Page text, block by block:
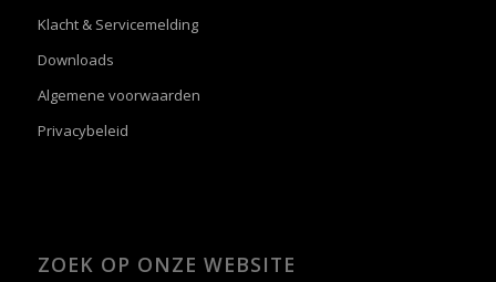
Klacht & Servicemelding
Downloads
Algemene voorwaarden
Privacybeleid
ZOEK OP ONZE WEBSITE